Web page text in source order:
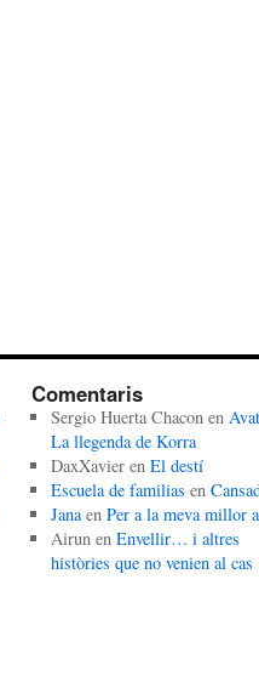
Comentaris
Sergio Huerta Chaconen
La llegenda de Korra
DaxXavieren El destí
Escuela de familias en
Janaen Per a la meva millor
Airunen Envellir… i altres
històries que no venien al cas